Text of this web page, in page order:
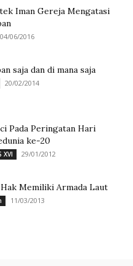
Iman Gereja Mengatasi
04/06/2016
saja dan di mana saja
20/02/2014
Pada Peringatan Hari
ke-20
XVI 29/01/2012
Memiliki Armada Laut
11/03/2013